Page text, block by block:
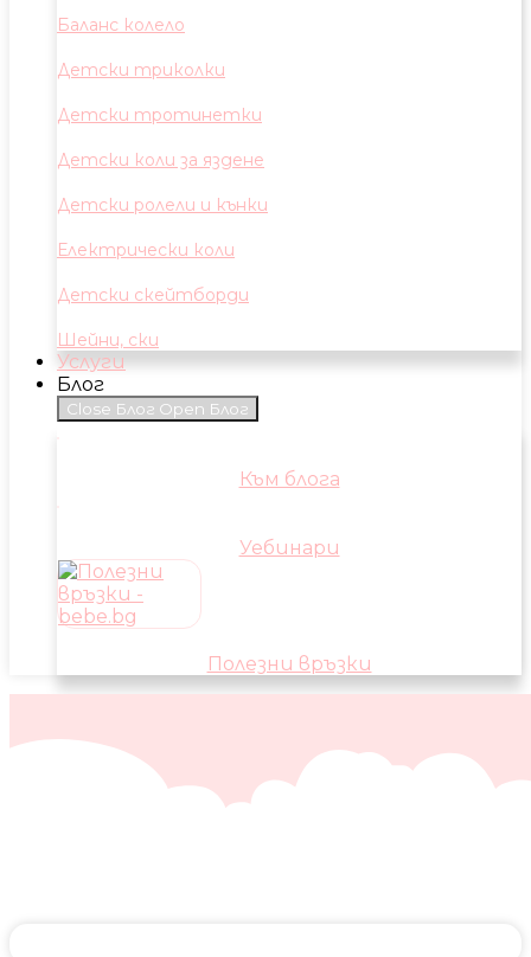
Баланс колело
Детски триколки
Детски тротинетки
Детски коли за яздене
Детски ролели и кънки
Електрически коли
Детски скейтборди
Шейни, ски
Услуги
Блог
Close Блог Open Блог
Към блога
Уебинари
Полезни връзки